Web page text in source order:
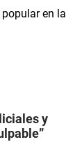
y